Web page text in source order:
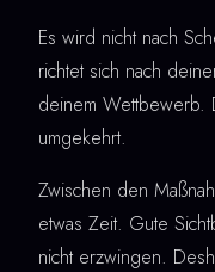
Es wird nicht nach
richtet sich nach
deinem Wettbewerb.
umgekehrt.
Zwischen den
etwas Zeit. Gute
nicht erzwingen.